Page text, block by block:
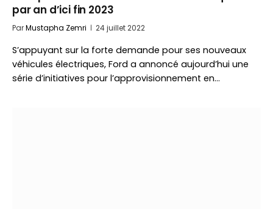
par an d’ici fin 2023
ParMustapha Zemri 24 juillet 2022
S’appuyant sur la forte demande pour ses nouveaux
véhicules électriques, Ford a annoncé aujourd’hui une
série d’initiatives pour l’approvisionnement en…